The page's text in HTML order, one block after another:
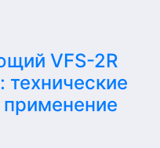
VFS-2R
применение